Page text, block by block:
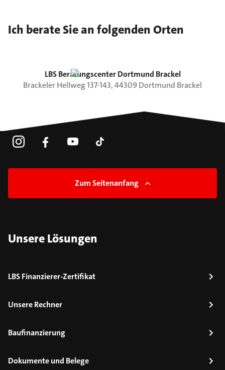
Ich berate Sie an folgenden Orten
LBS Beratungscenter Dortmund Brackel
Brackeler Hellweg137-143,44309 Dortmund Brackel
Zum Seitenanfang
Unsere Lösungen
LBS Finanzierer-Zertifikat
Unsere Rechner
Baufinanzierung
Dokumente und Belege